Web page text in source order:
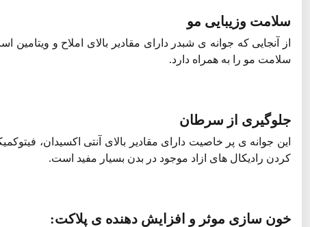
سلامت وزیبایی مو
از آنجایی که جوانه ی شبدر دارای مقادیر بالای املاح و
سلامت مو را به همراه دارد.
جلوگیری از سرطان
کردن رادیکال های ازاد موجود در بدن بسیار مفید است.
خون سازی موثر و افزایش دهنده ی پلاکت: